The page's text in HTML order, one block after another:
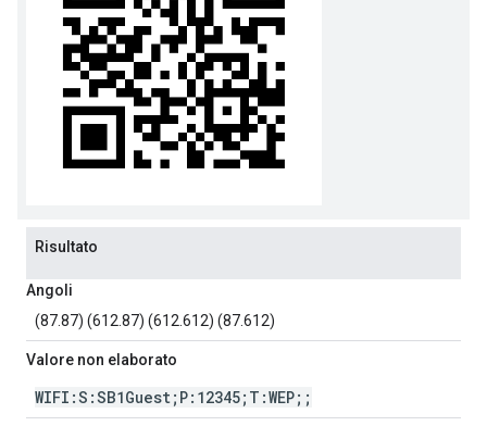
Risultato
Angoli
(87.87) (612.87) (612.612) (87.612)
Valore non elaborato
WIFI:S:SB1Guest;P:12345;T:WEP;;